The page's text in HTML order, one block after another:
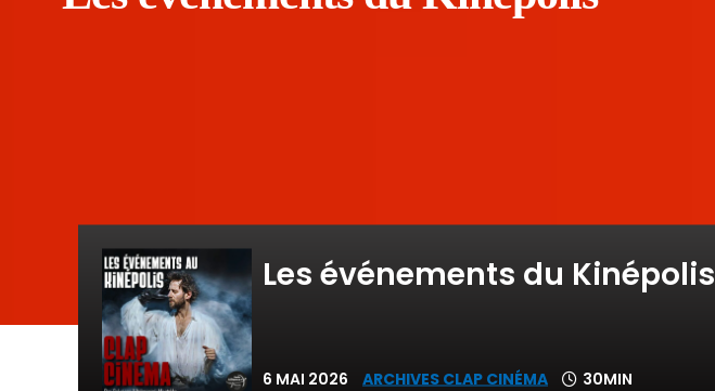
Les événements du Kinépolis
6 MAI 2026 ARCHIVES CLAP CINÉMA 30MIN